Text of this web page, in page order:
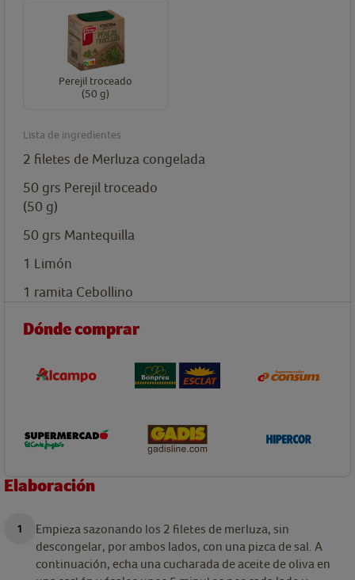
Perejil troceado
(50 g)
Lista de ingredientes
2 filetes de Merluza congelada
50 grs Perejil troceado
(50 g)
50 grs Mantequilla
1 Limón
1 ramita Cebollino
Dónde comprar
Elaboración
Empieza sazonando los 2 filetes de merluza, sin
descongelar, por ambos lados, con una pizca de sal. A
continuación, echa una cucharada de aceite de oliva en